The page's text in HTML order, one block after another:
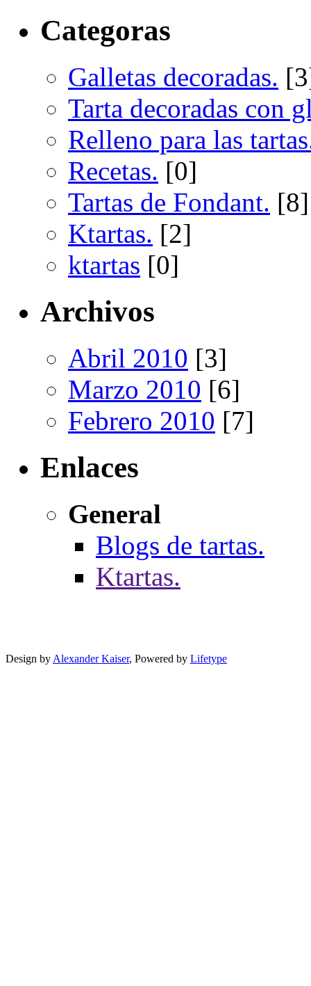
Categoras
Galletas decoradas.
Tarta decoradas con
Relleno para las
Recetas. [0]
Tartas de Fondant. [8]
Ktartas. [2]
ktartas [0]
Archivos
Abril 2010 [3]
Marzo 2010 [6]
Febrero 2010 [7]
Enlaces
General
Blogs de tartas.
Ktartas.
Design by Alexander Kaiser, Powered by Lifetype